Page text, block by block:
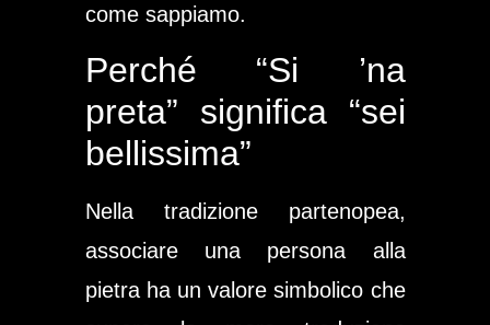
come sappiamo.
Perché “Si ’na
preta” significa “sei
bellissima”
Nella tradizione partenopea,
associare una persona alla
pietra ha un valore simbolico che